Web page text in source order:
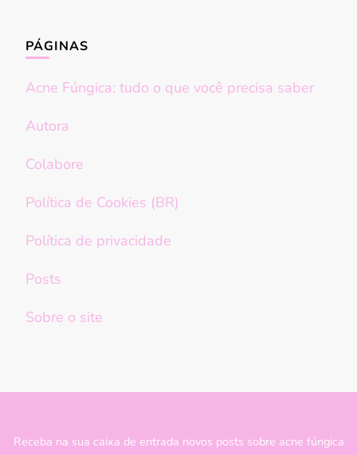
PÁGINAS
Acne Fúngica: tudo o que você precisa saber
Autora
Colabore
Política de Cookies (BR)
Política de privacidade
Posts
Sobre o site
Receba na sua caixa de entrada novos posts sobre acne fúngica